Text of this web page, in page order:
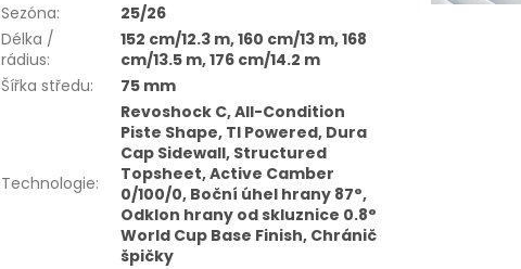
Sezóna:
25/26
Délka /
rádius:
152 cm/12.3 m, 160 cm/13 m, 168
cm/13.5 m, 176 cm/14.2 m
Šířka středu: 75 mm
Technologie:
Revoshock C, All-Condition
Piste Shape, TI Powered, Dura
Cap Sidewall, Structured
Topsheet, Active Camber
0/100/0, Boční úhel hrany 87°,
Odklon hrany od skluznice 0.8°
World Cup Base Finish, Chránič
špičky